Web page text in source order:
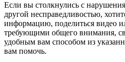
Если вы столкнулись с
другой несправедливостью,
информацию, поделиться видео
требующими общего внимания,
удобным вам способом из
вам помочь.